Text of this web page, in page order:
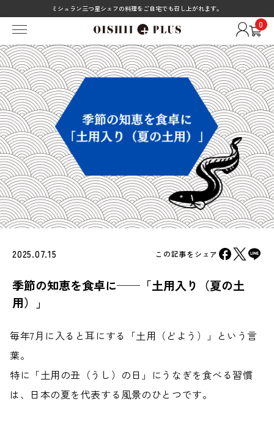
ミシュラン三つ星シェフの料理をご自宅でも召し上がれます。
0
2025.07.15 この記事をシェア
季節の知恵を食卓に──「土用入り（夏の土
用）」
毎年7月に入ると耳にする「土用（どよう）」という言
葉。
特に「土用の丑（うし）の日」にうなぎを食べる習慣
は、日本の夏を代表する風景のひとつです。